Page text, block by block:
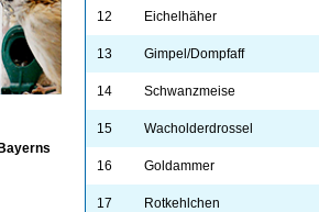
12 Eichelhäher
13 Gimpel/Dompfaff
14 Schwanzmeise
15 Wacholderdrossel
16 Goldammer
17 Rotkehlchen